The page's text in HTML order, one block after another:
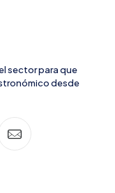
sector para que
desde